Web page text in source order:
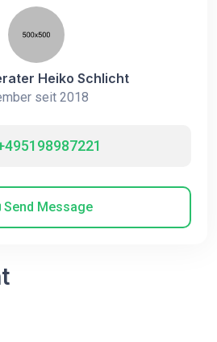
Heiko Schlicht
seit 2018
Send Message